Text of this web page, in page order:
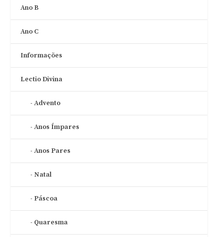
Ano B
Ano C
Informações
Lectio Divina
Advento
Anos Ímpares
Anos Pares
Natal
Páscoa
Quaresma